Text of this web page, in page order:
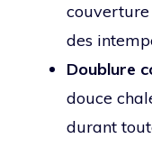
des
Doublure
douce
durant